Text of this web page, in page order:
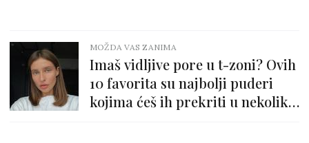
MOŽDA VAS ZANIMA
Imaš vidljive pore u t-zoni? Ovih
10 favorita su najbolji puderi
kojima ćeš ih prekriti u nekoliko